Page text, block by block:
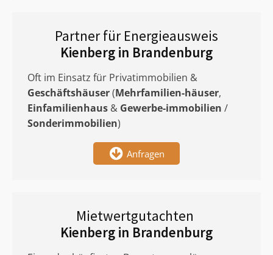
Partner für Energieausweis
Kienberg in Brandenburg
Oft im Einsatz für Privatimmobilien &
Geschäftshäuser(Mehrfamilien-häuser,
Einfamilienhaus & Gewerbe-immobilien /
Sonderimmobilien)
Anfragen
Mietwertgutachten
Kienberg in Brandenburg